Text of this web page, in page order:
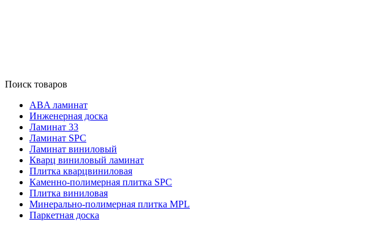
Поиск товаров
ABA ламинат
Инженерная доска
Ламинат 33
Ламинат SPC
Ламинат виниловый
Кварц виниловый ламинат
Плитка кварцвиниловая
Каменно-полимерная плитка SPC
Плитка виниловая
Минерально-полимерная плитка MPL
Паркетная доска